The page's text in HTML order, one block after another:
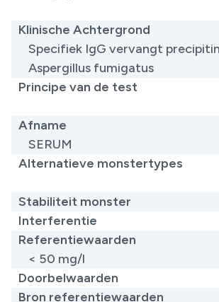
Klinische Achtergrond
Specifiek IgG vervangt
Aspergillus fumigatus ​
Principe van de test
Afname
SERUM
Alternatieve monstertypes
Stabiliteit monster
Interferentie
Referentiewaarden
< 50 mg/l
Doorbelwaarden
Bron referentiewaarden